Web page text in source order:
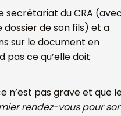
secrétariat du CRA
de son fils) et a
sur le document en
pas ce qu’elle doit
n’est pas grave et que
rendez-vous pour